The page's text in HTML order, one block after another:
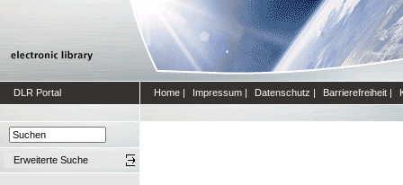
DLR Portal Home | Impressum | Datenschutz | Barrierefreiheit |
Erweiterte Suche